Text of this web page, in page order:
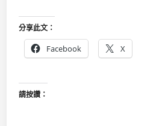
分享此文：
Facebook X
請按讚：